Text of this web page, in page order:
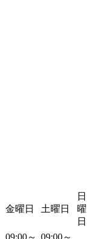
金曜日 土曜日
日
曜
日